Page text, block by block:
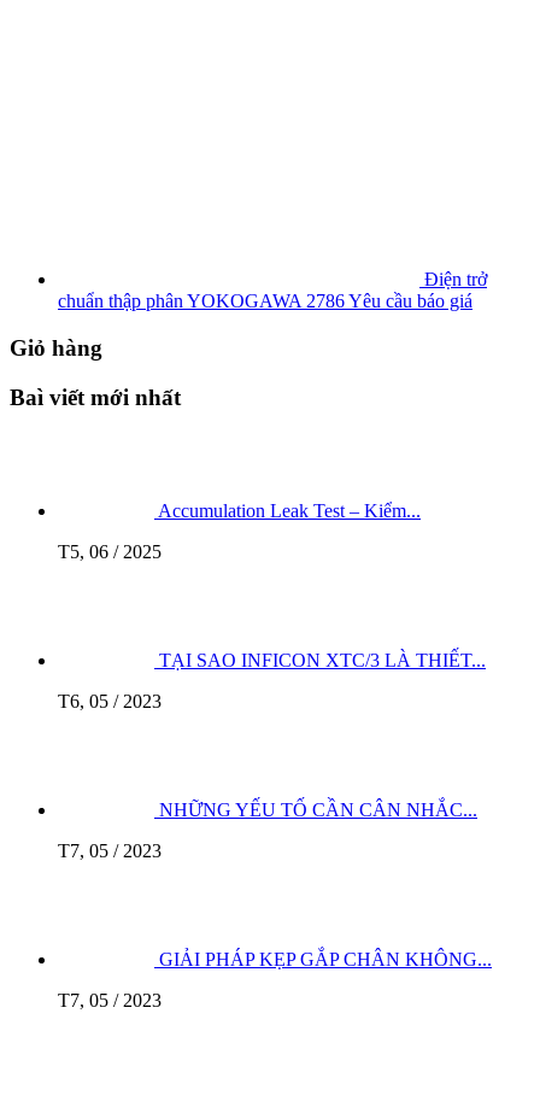
Điện trở
chuẩn thập phân YOKOGAWA 2786Yêu cầu báo giá
Giỏ hàng
Baì viết mới nhất
Accumulation Leak Test – Kiểm...
T5, 06 / 2025
TẠI SAO INFICON XTC/3 LÀ THIẾT...
T6, 05 / 2023
NHỮNG YẾU TỐ CẦN CÂN NHẮC...
T7, 05 / 2023
GIẢI PHÁP KẸP GẮP CHÂN KHÔNG...
T7, 05 / 2023